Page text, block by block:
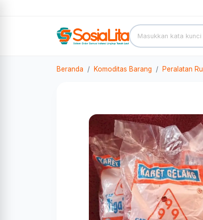
Beranda Komoditas Barang Peralatan